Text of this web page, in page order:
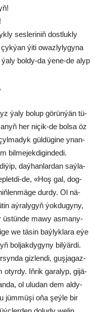
ses­le­ri­niň dost­luk­ly
ýi­ti owaz­ly­ly­gy­na
bol­dy-da ýe­ne-de alyp
ýa­ly bo­lup gö­rün­ýän tü­
her ni­çik-de bol­sa öz
gül­dü­gi­ne ynan­
bil­me­jek­di­gin­de­di.
daý­han­lar­dan saý­la­
de, «Hoş gal, dog­
dur­dy. Ol nä­
aý­ra­ly­gyň ýok­du­gy­ny,
üs­tün­de ma­wy as­ma­ny­
we tä­sin baý­lyk­la­ra eýe
bol­jak­dy­gy­ny bil­ýär­di.
giz­len­di, guş­ja­gaz­
otyr­dy. Iň­rik ga­ra­lyp, gi­jä­
ol ulu­dan dem al­dy-
jüm­mü­şi oňa şeýle bir